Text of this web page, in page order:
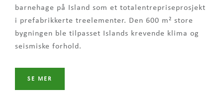
barnehage på Island som et totalentrepriseprosjekt
i prefabrikkerte treelementer. Den 600 m² store
bygningen ble tilpasset Islands krevende klima og
seismiske forhold.
SE MER